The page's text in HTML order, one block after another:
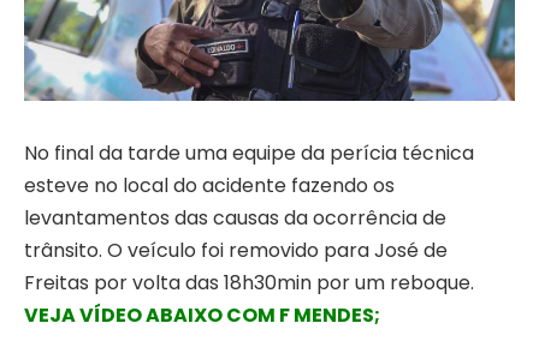
No final da tarde uma equipe da perícia técnica
esteve no local do acidente fazendo os
levantamentos das causas da ocorrência de
trânsito. O veículo foi removido para José de
Freitas por volta das 18h30min por um reboque.
VEJA VÍDEO ABAIXO COM F MENDES;